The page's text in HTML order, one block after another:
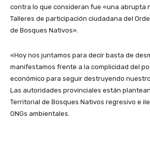
contra lo que consideran fue «una abrupta
Talleres de participación ciudadana del
de Bosques Nativos».
«Hoy nos juntamos para decir basta de
manifestamos frente a la complicidad del
económico para seguir destruyendo
Las autoridades provinciales están
Territorial de Bosques Nativos regresivo e
ONGs ambientales.